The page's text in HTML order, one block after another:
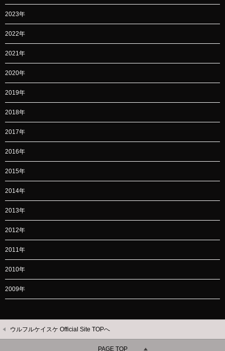
2023年
2022年
2021年
2020年
2019年
2018年
2017年
2016年
2015年
2014年
2013年
2012年
2011年
2010年
2009年
ウルフルケイスケ Official Site TOPへ
PAGE TOP